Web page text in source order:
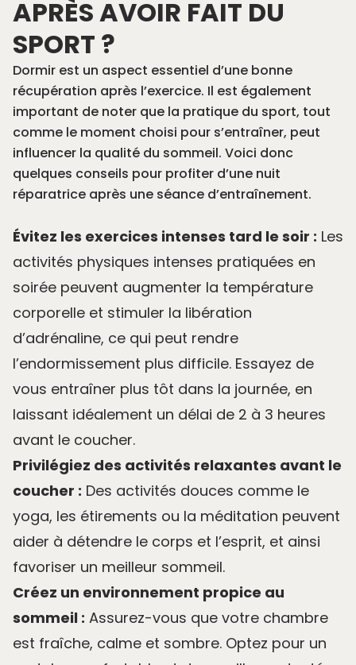
APRÈS AVOIR FAIT DU
SPORT ?
Dormir est un aspect essentiel d’une bonne
récupération après l’exercice. Il est également
important de noter que la pratique du sport, tout
comme le moment choisi pour s’entraîner, peut
influencer la qualité du sommeil. Voici donc
quelques conseils pour profiter d’une nuit
réparatrice après une séance d’entraînement.
Évitez les exercices intenses tard le soir : Les
activités physiques intenses pratiquées en
soirée peuvent augmenter la température
corporelle et stimuler la libération
d’adrénaline, ce qui peut rendre
l’endormissement plus difficile. Essayez de
vous entraîner plus tôt dans la journée, en
laissant idéalement un délai de 2 à 3 heures
avant le coucher.
Privilégiez des activités relaxantes avant le
coucher : Des activités douces comme le
yoga, les étirements ou la méditation peuvent
aider à détendre le corps et l’esprit, et ainsi
favoriser un meilleur sommeil.
Créez un environnement propice au
sommeil : Assurez-vous que votre chambre
est fraîche, calme et sombre. Optez pour un